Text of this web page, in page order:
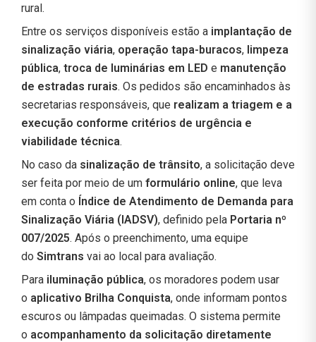
rural.
Entre os serviços disponíveis estão a implantação de
sinalização viária, operação tapa-buracos, limpeza
pública, troca de luminárias em LED e manutenção
de estradas rurais. Os pedidos são encaminhados às
secretarias responsáveis, que realizam a triagem e a
execução conforme critérios de urgência e
viabilidade técnica.
No caso da sinalização de trânsito, a solicitação deve
ser feita por meio de um formulário online, que leva
em conta o Índice de Atendimento de Demanda para
Sinalização Viária (IADSV), definido pela Portaria nº
007/2025. Após o preenchimento, uma equipe
do Simtrans vai ao local para avaliação.
Para iluminação pública, os moradores podem usar
o aplicativo Brilha Conquista, onde informam pontos
escuros ou lâmpadas queimadas. O sistema permite
o acompanhamento da solicitação diretamente